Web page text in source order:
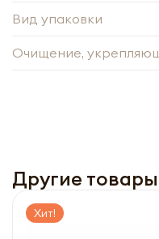
Вид упаковки
Очищение,
Другие
Хит!